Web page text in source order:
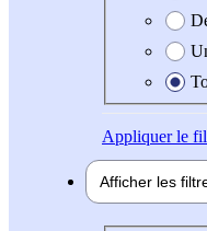
Appliquerle
Afficher les